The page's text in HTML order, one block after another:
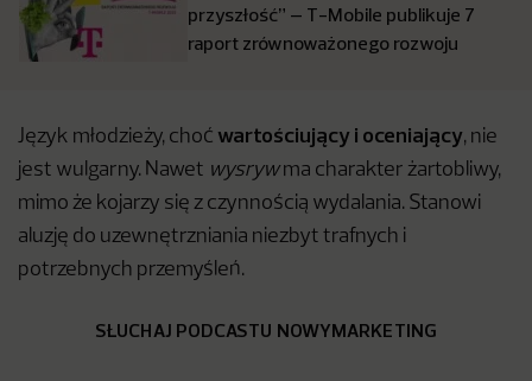
przyszłość” – T-Mobile publikuje 7
raport zrównoważonego rozwoju
Język młodzieży, choć wartościujący i oceniający, nie
jest wulgarny. Nawet wysrywma charakter żartobliwy,
mimo że kojarzy się z czynnością wydalania. Stanowi
aluzję do uzewnętrzniania niezbyt trafnych i
potrzebnych przemyśleń.
SŁUCHAJ PODCASTU NOWYMARKETING